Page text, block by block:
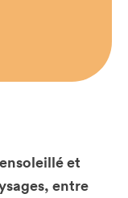
et
entre